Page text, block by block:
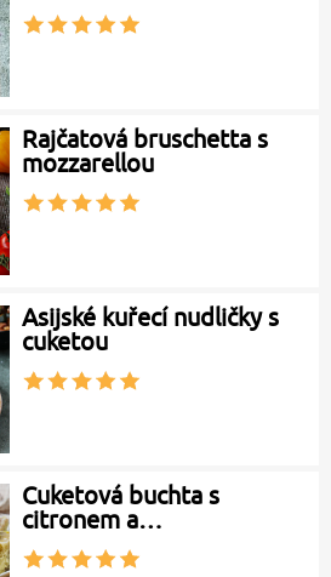
Rajčatová bruschetta s
mozzarellou
Asijské kuřecí nudličky s
cuketou
Cuketová buchta s
citronem a…